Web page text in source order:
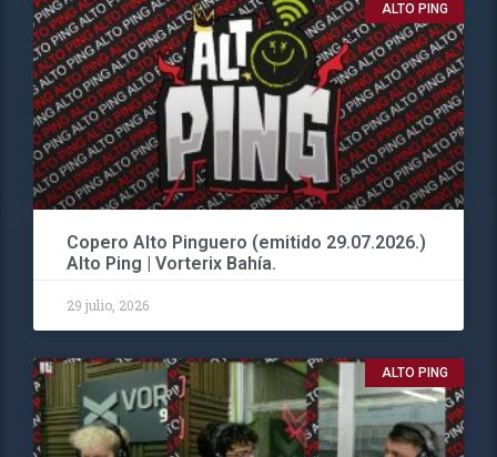
ALTO PING
Copero Alto Pinguero (emitido 29.07.2026.)
Alto Ping | Vorterix Bahía.
29 julio, 2026
ALTO PING